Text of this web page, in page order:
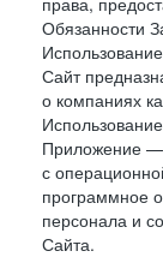
Обязанности
Сайт
о компаниях
Приложение —
с
программное
персонала и
Сайта.